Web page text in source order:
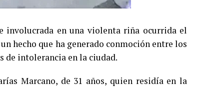
involucrada en una violenta riña ocurrida el
hecho que ha generado conmoción entre los
de intolerancia en la ciudad.
Marcano, de 31 años, quien residía en la